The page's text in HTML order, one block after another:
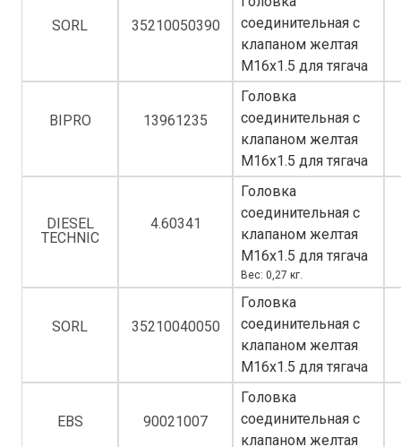
SORL 35210050390
соединительная с
клапаном желтая
M16x1.5 для тягача
BIPRO 13961235
Головка
соединительная с
клапаном желтая
M16x1.5 для тягача
DIESEL
TECHNIC
4.60341
Головка
соединительная с
клапаном желтая
M16x1.5 для тягача
Вес: 0,27 кг.
SORL 35210040050
Головка
соединительная с
клапаном желтая
M16x1.5 для тягача
EBS 90021007
Головка
соединительная с
клапаном желтая